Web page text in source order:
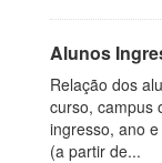
Alunos
Relação dos
curso, campus
ingresso, ano
(a partir de...